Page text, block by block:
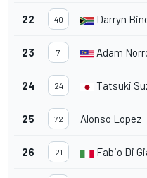
22 40 Darryn
23 7 Adam
24 24 Tatsuki
25 72 Alonso Lopez
26 21 Fabio Di